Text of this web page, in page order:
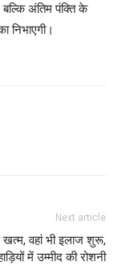
अंतिम पंक्ति के
निभाएगी।
Next article
वहां भी इलाज शुरू,
में उम्मीद की रोशनी